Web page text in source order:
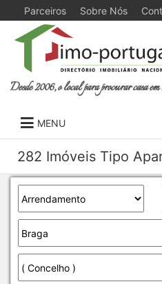
Parceiros Sobre Nós
Desde 2006, o local para procurar casa
MENU
282 Imóveis Tipo